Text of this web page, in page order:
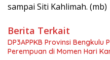
sampai Siti Kahlimah. (mb)
Berita Terkait
DP3APPKB Provinsi
Perempuan di Momen Hari